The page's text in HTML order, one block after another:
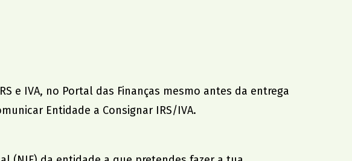
e IVA, no Portal das Finanças mesmo antes da entrega
Entidade a Consignar IRS/IVA.